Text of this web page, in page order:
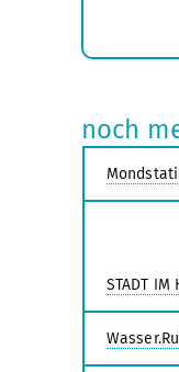
noch
STADT IM